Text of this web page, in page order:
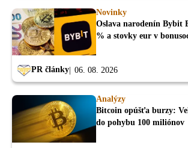
Novinky
Oslava narodenín Bybit
% a stovky eur v
PR články 06. 08. 2026
Analýzy
Bitcoin opúšťa burzy:
do pohybu 100 miliónov